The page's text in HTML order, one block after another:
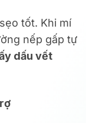
tốt. Khi mí
nếp gấp tự
dấu vết